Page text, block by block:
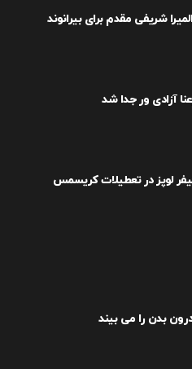
شریفی مقدم برای بیرانوند
آزادی ور جدا شد
لوپز در تعطیلات کریسمس
بدن را می بیند